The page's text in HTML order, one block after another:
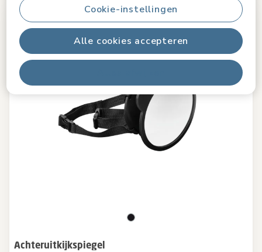
Alle cookies accepteren
Cookie-instellingen
Achteruitkijkspiegel